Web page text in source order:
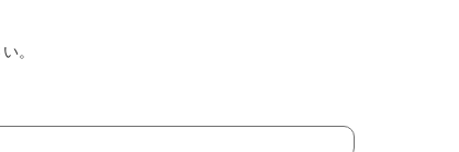
。